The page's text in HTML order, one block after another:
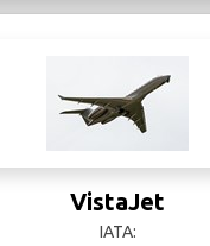
VistaJet
IATA: